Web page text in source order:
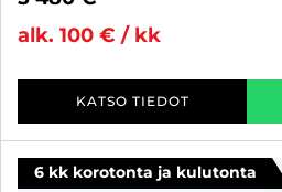
alk. 100 € / kk
KATSO TIEDOT
6 kk korotonta ja kulutonta